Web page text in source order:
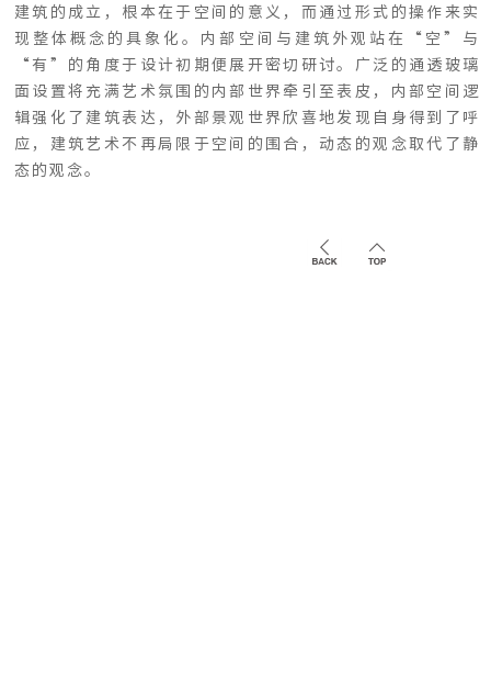
建筑的成立，根本在于空间的意义，而通过形式的操作来实
现整体概念的具象化。内部空间与建筑外观站在“空”与
“有”的⻆度于设计初期便展开密切研讨。广泛的通透玻璃
面设置将充满艺术氛围的内部世界牵引至表皮，内部空间逻
辑强化了建筑表达，外部景观世界欣喜地发现自身得到了呼
应，建筑艺术不再局限于空间的围合，动态的观念取代了静
态的观念。